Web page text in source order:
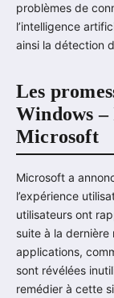
problèmes de
l’intelligence
ainsi la détection
Les
Windows –
Microsoft
Microsoft a
l’expérience
utilisateurs ont
suite à la dernière
applications,
sont révélées
remédier à cette